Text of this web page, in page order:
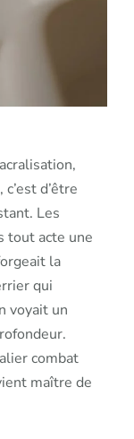
d’être
Les
tout acte une
la
qui
voyait un
combat
maître de